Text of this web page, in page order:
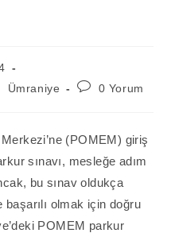
Ümraniye
Post0 Yorum
(POMEM) giriş
sınavı, mesleğe adım
bu sınav oldukça
olmak için doğru
POMEM parkur